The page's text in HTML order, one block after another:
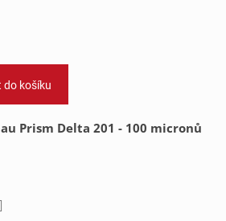
do košíku
Prism Delta 201 - 100 micronů